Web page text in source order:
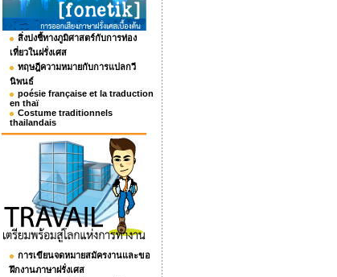
สิ่งบ่งชี้ทางภูมิศาสตร์กับการท่อง
เที่ยวในฝรั่งเศส
ทฤษฎีความหมายกับการแปลกวี
นิพนธ์
poésie française et la traduction
en thaï
Costume traditionnels
thailandais
การเขียนจดหมายสมัครงานและขอ
ฝึกงานภาษาฝรั่งเศส